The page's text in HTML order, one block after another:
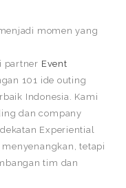
momen yang
partner Event
101 ide outing
Indonesia. Kami
dan company
Experiential
tetapi
tim dan